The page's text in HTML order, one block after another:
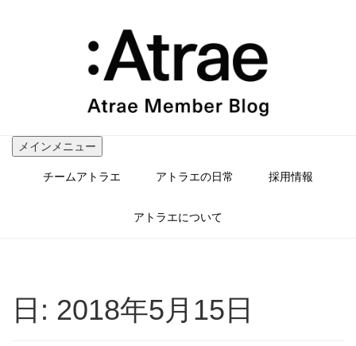
メインメニュー
チームアトラエ アトラエの日常 採用情報
アトラエについて
日: 2018年5月15日